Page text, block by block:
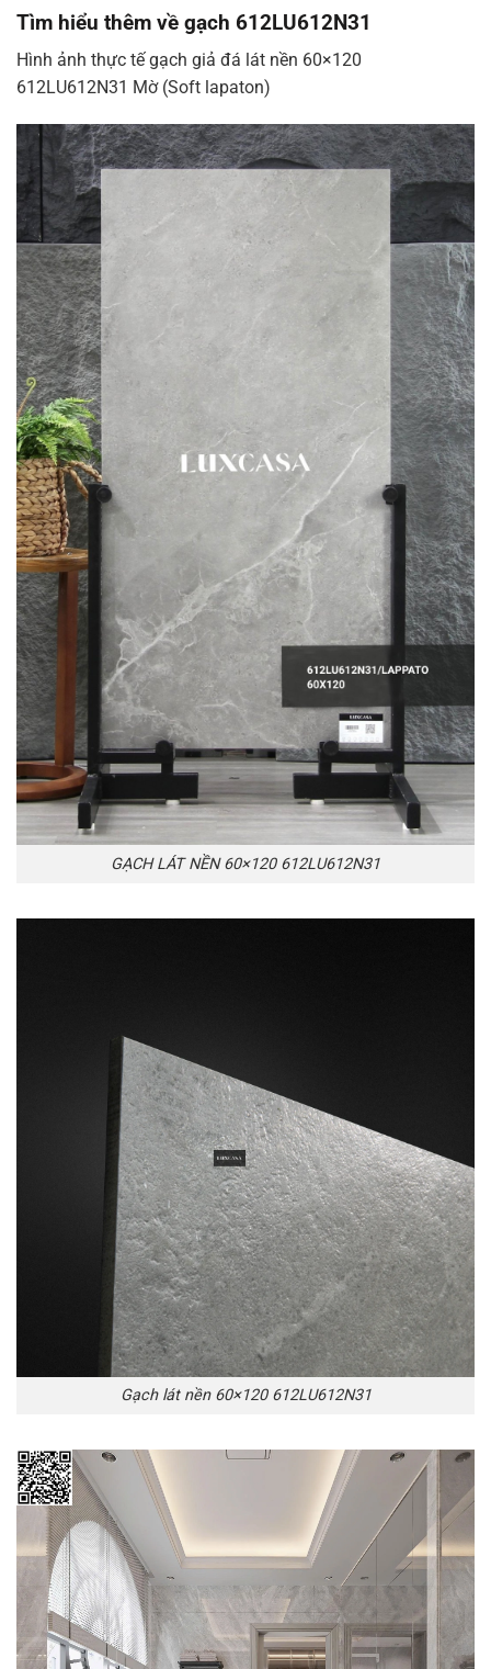
Tìm hiểu thêm về gạch 612LU612N31
Hình ảnh thực tế gạch giả đá lát nền 60×120
612LU612N31 Mờ (Soft lapaton)
GẠCH LÁT NỀN 60×120 612LU612N31
Gạch lát nền 60×120 612LU612N31